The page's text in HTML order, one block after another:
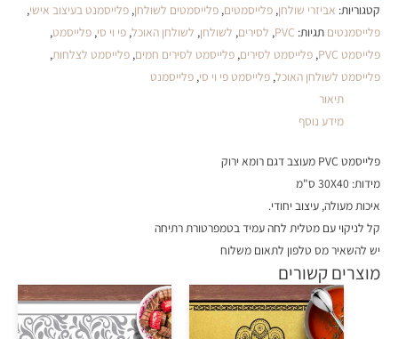
קטגוריות: אביזרי שולחן, פלייסמטים, פלייסמטים לשולחן, פלייסמנט בעיצוב אישי,
פלייסמנטים תגיות: PVC
, לסירים, לשולחן, לשולחן האוכל, פי וי סי, פלייסמט,
פלייסמט PVC
, פלייסמט לסירים, פלייסמט לסירים חמים, פלייסמט לצלחות,
פלייסמט לשולחן האוכל, פלייסמט פי וי סי, פלייסמנט
תיאור
מידע נוסף
פלייסמט PVC מעוצב דגם רומא ירוק
מידות: 30X40 ס"מ
איכות מעולה, עיצוב יחודי.
קל לניקוי עם מטלית לחה עמיד בטמפרטורת רתיחה
יש להשאיר מס טלפון לתאום משלוח
מוצרים קשורים